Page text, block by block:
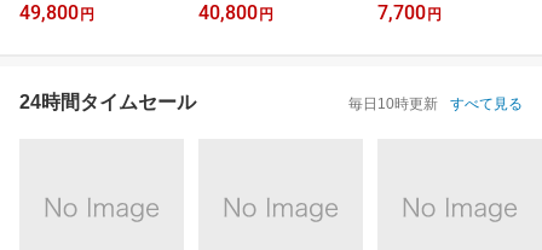
49,800 円 40,800 円 7,700 円
24時間タイムセール 毎日10時更新 すべて見る